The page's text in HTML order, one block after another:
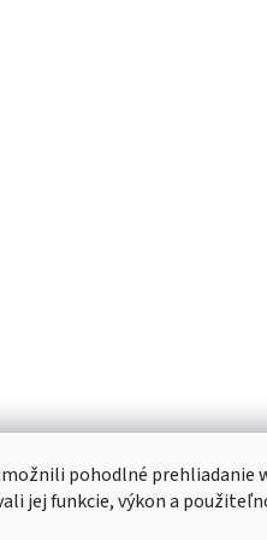
pohodlné prehliadanie
jej funkcie, výkon a